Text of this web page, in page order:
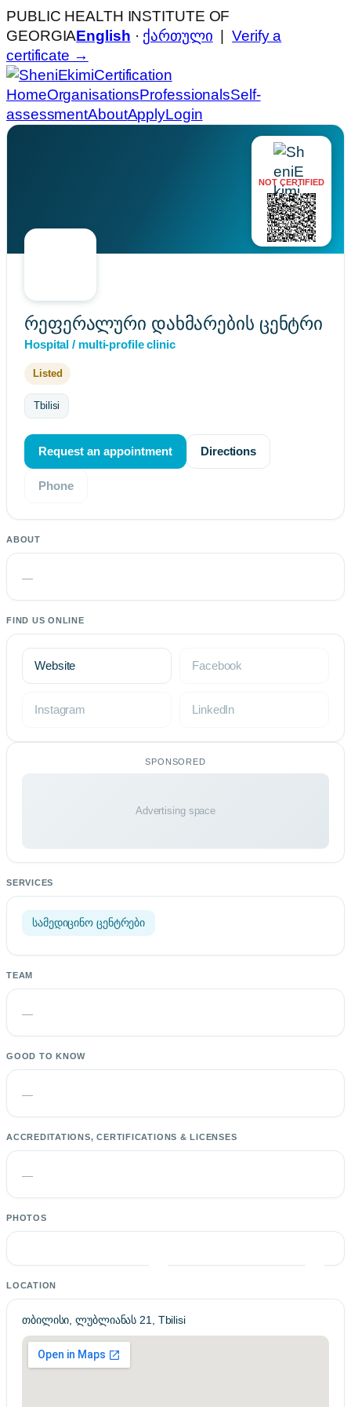
PUBLIC HEALTH INSTITUTE OF
GEORGIAEnglish · ქართული |Verify a
certificate →
Certification
HomeOrganisationsProfessionalsSelf-
assessmentAboutApplyLogin
NOT CERTIFIED
რეფერალური დახმარების ცენტრი
Hospital / multi-profile clinic
Listed
Tbilisi
Request an appointment Directions
Phone
ABOUT
—
FIND US ONLINE
Website Facebook
Instagram LinkedIn
SPONSORED
Advertising space
SERVICES
სამედიცინო ცენტრები
TEAM
—
GOOD TO KNOW
—
ACCREDITATIONS, CERTIFICATIONS & LICENSES
—
PHOTOS
LOCATION
თბილისი, ლუბლიანას 21, Tbilisi